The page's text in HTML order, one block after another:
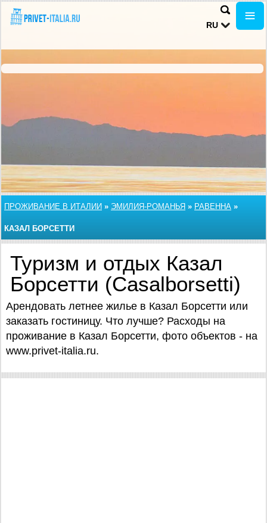
RU
ПРОЖИВАНИЕ В ИТАЛИИ » ЭМИЛИЯ-РОМАНЬЯ » РАВЕННА »
КАЗАЛ БОРСЕТТИ
Туризм и отдых Казал
Борсетти (Casalborsetti)
Арендовать летнее жилье в Казал Борсетти или
заказать гостиницу. Что лучше? Расходы на
проживание в Казал Борсетти, фото объектов - на
www.privet-italia.ru.